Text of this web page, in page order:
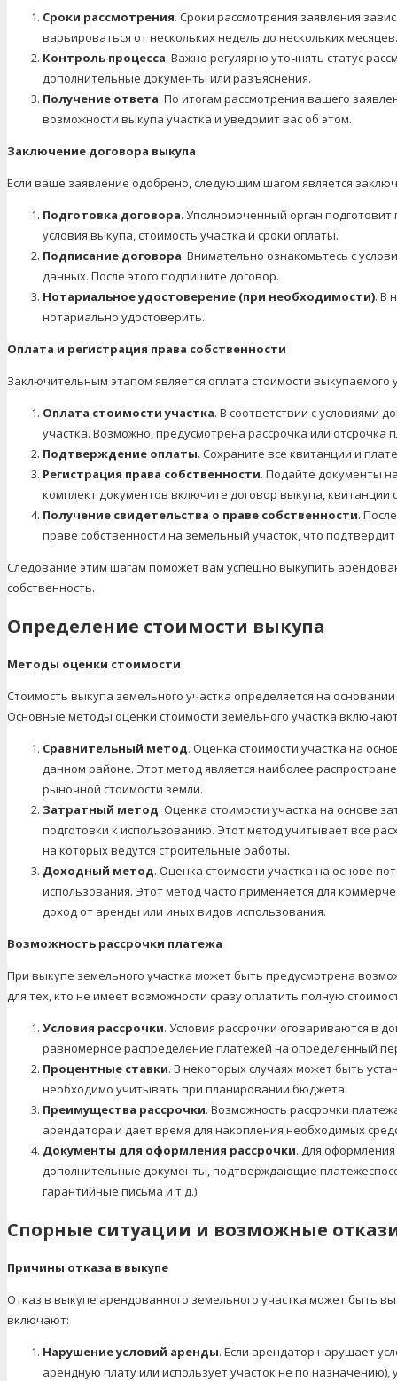
Сроки рассмотрения. Сроки рассмотрения заявления
варьироваться от нескольких недель до нескольких месяцев.
Контроль процесса. Важно регулярно уточнять статус
дополнительные документы или разъяснения.
Получение ответа. По итогам рассмотрения вашего
возможности выкупа участка и уведомит вас об этом.
Заключение договора выкупа
Если ваше заявление одобрено, следующим шагом является
Подготовка договора. Уполномоченный орган
условия выкупа, стоимость участка и сроки оплаты.
Подписание договора. Внимательно ознакомьтесь с
данных. После этого подпишите договор.
Нотариальное удостоверение (при необходимости). В
нотариально удостоверить.
Оплата и регистрация права собственности
Заключительным этапом является оплата стоимости выкупаемого
Оплата стоимости участка. В соответствии с условиями
участка. Возможно, предусмотрена рассрочка или отсрочка
Подтверждение оплаты. Сохраните все квитанции и
Регистрация права собственности. Подайте документы
комплект документов включите договор выкупа,
Получение свидетельства о праве собственности.
праве собственности на земельный участок, что
Следование этим шагам поможет вам успешно выкупить
собственность.
Определение стоимости выкупа
Методы оценки стоимости
Стоимость выкупа земельного участка определяется на
Основные методы оценки стоимости земельного участка
Сравнительный метод. Оценка стоимости участка на
данном районе. Этот метод является наиболее
рыночной стоимости земли.
Затратный метод. Оценка стоимости участка на основе
подготовки к использованию. Этот метод учитывает все
на которых ведутся строительные работы.
Доходный метод. Оценка стоимости участка на основе
использования. Этот метод часто применяется для
доход от аренды или иных видов использования.
Возможность рассрочки платежа
При выкупе земельного участка может быть предусмотрена
для тех, кто не имеет возможности сразу оплатить полную
Условия рассрочки. Условия рассрочки оговариваются в
равномерное распределение платежей на определенный
Процентные ставки. В некоторых случаях может быть
необходимо учитывать при планировании бюджета.
Преимущества рассрочки. Возможность рассрочки
арендатора и дает время для накопления необходимых
Документы для оформления рассрочки. Для
дополнительные документы, подтверждающие
гарантийные письма и т.д.).
Спорные ситуации и возможные
Причины отказа в выкупе
Отказ в выкупе арендованного земельного участка может быть
включают:
Нарушение условий аренды. Если арендатор нарушает
арендную плату или использует участок не по